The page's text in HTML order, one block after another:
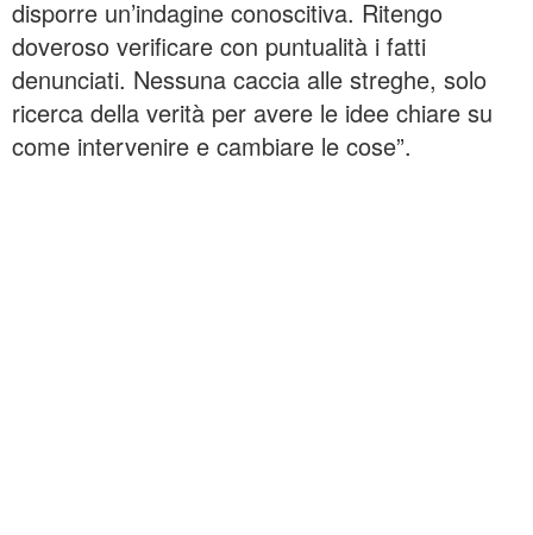
disporre un’indagine conoscitiva. Ritengo
doveroso verificare con puntualità i fatti
denunciati. Nessuna caccia alle streghe, solo
ricerca della verità per avere le idee chiare su
come intervenire e cambiare le cose”.